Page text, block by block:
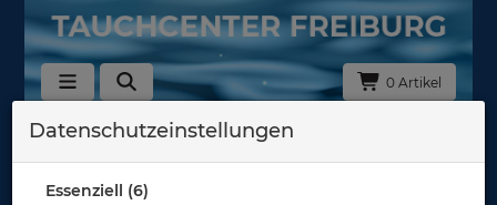
0 Artikel
Zurück
Datenschutzeinstellungen
Essenziell (6)